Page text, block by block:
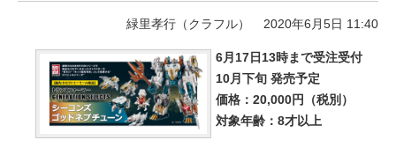
緑里孝行（クラフル） 2020年6月5日 11:40
6月17日13時まで受注受付
10月下旬 発売予定
価格：20,000円（税別）
対象年齢：8才以上